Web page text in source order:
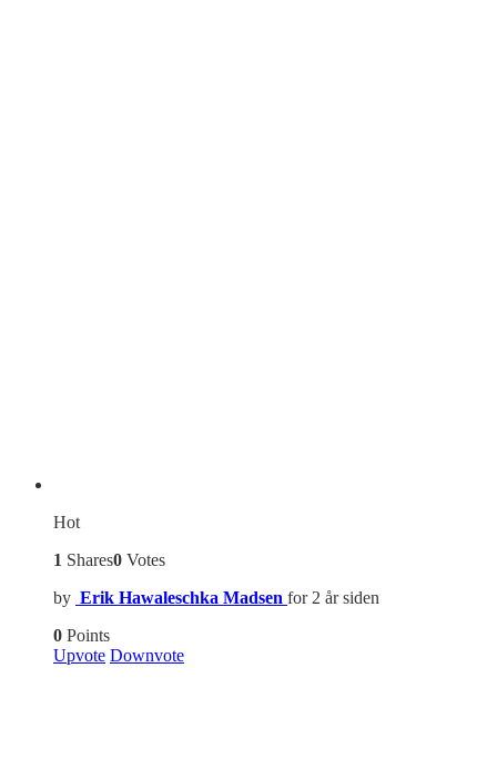
Hot
1 Shares0 Votes
by Erik Hawaleschka Madsen for 2 år siden
0 Points
Upvote Downvote